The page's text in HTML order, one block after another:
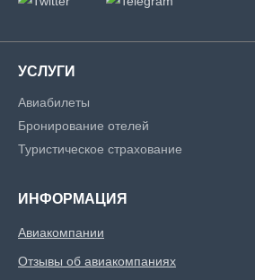
УСЛУГИ
Авиабилеты
Бронирование отелей
Туристическое страхование
ИНФОРМАЦИЯ
Авиакомпании
Отзывы об авиакомпаниях